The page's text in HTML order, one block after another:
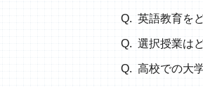
英語教育を
選択授業は
高校での大